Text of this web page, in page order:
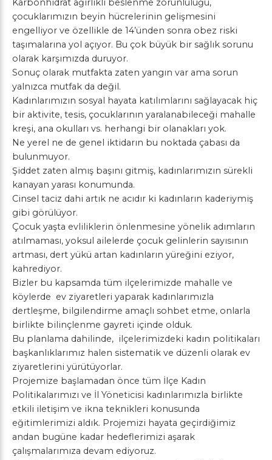
Karbonhidrat ağırlıklı beslenme zorunluluğu,
çocuklarımızın beyin hücrelerinin gelişmesini
engelliyor ve özellikle de 14’ünden sonra obez riski
taşımalarına yol açıyor. Bu çok büyük bir sağlık sorunu
olarak karşımızda duruyor.
Sonuç olarak mutfakta zaten yangın var ama sorun
yalnızca mutfak da değil.
Kadınlarımızın sosyal hayata katılımlarını sağlayacak hiç
bir aktivite, tesis, çocuklarının yaralanabileceği mahalle
kreşi, ana okulları vs. herhangi bir olanakları yok.
Ne yerel ne de genel iktidarın bu noktada çabası da
bulunmuyor.
Şiddet zaten almış başını gitmiş, kadınlarımızın sürekli
kanayan yarası konumunda.
Cinsel taciz dahi artık ne acıdır ki kadınların kaderiymiş
gibi görülüyor.
Çocuk yaşta evliliklerin önlenmesine yönelik adımların
atılmaması, yoksul ailelerde çocuk gelinlerin sayısının
artması, dert yükü artan kadınların yüreğini eziyor,
kahrediyor.
Bizler bu kapsamda tüm ilçelerimizde mahalle ve
köylerde ev ziyaretleri yaparak kadınlarımızla
dertleşme, bilgilendirme amaçlı sohbet etme, onlarla
birlikte bilinçlenme gayreti içinde olduk.
Bu planlama dahilinde, ilçelerimizdeki kadın politikaları
başkanlıklarımız halen sistematik ve düzenli olarak ev
ziyaretlerini yürütüyorlar.
Projemize başlamadan önce tüm İlçe Kadın
Politikalarımızı ve İl Yöneticisi kadınlarımızla birlikte
etkili iletişim ve ikna teknikleri konusunda
eğitimlerimizi aldık. Projemizi hayata geçirdiğimiz
andan bugüne kadar hedeflerimizi aşarak
çalışmalarımıza devam ediyoruz.